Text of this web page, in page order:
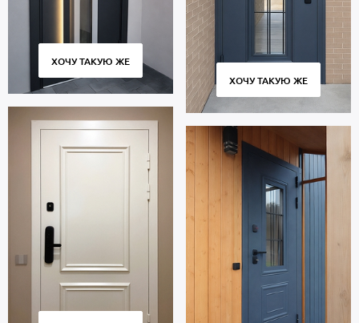
ХОЧУ ТАКУЮ ЖЕ
ХОЧУ ТАКУЮ ЖЕ